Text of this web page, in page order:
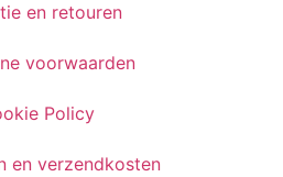
en retouren
voorwaarden
Policy
en verzendkosten